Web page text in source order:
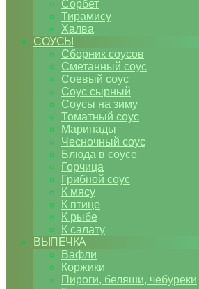
Сорбет
Тирамису
Халва
СОУСЫ
Сборник соусов
Сметанный соус
Соевый соус
Соус сырный
Соусы на зиму
Томатный соус
Маринады
Чесночный соус
Блюда в соусе
Горчица
Грибной соус
К мясу
К птице
К рыбе
К салату
ВЫПЕЧКА
Вафли
Коржики
Пироги, беляши, чебуреки